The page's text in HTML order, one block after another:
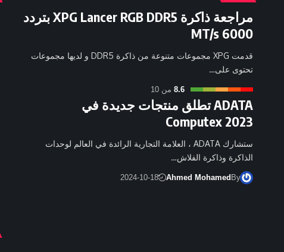
مراجعة ذاكرة XPG Lancer RGB DDR5 بتردد
6000 MT/s
قدمت XPG مجموعات متنوعة من ذاكرة DDR5 و لديها مجموعات
تحتوى على…
8.6 من 10
ADATA تطلق منتجات جديدة في
Computex 2023
ستشارك ADATA ، العلامة التجارية الرائدة في العالم لوحدات
الذاكرة وذاكرة الفلاش…
By
Ahmed Mohamed
2024-10-18